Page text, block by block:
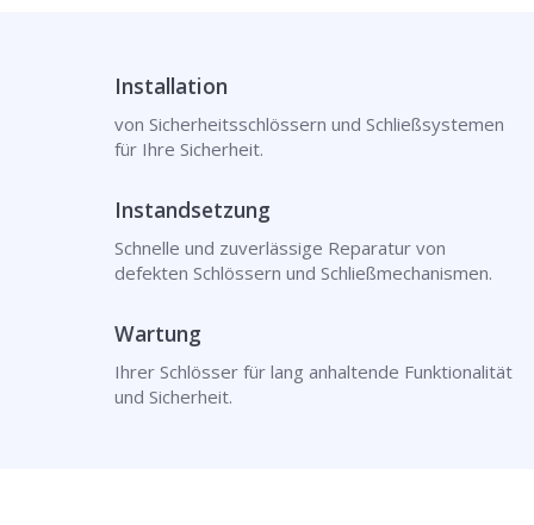
Installation
von Sicherheitsschlössern und Schließsystemen
für Ihre Sicherheit.
Instandsetzung
Schnelle und zuverlässige Reparatur von
defekten Schlössern und Schließmechanismen.
Wartung
Ihrer Schlösser für lang anhaltende Funktionalität
und Sicherheit.